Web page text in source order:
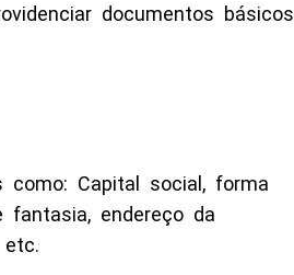
documentos básicos
Capital social, forma
fantasia, endereço da